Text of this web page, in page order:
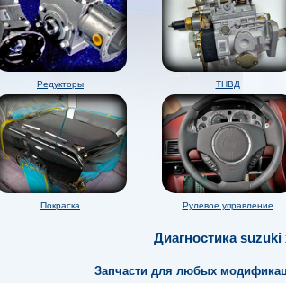
Редукторы ТНВД
Покраска Рулевое управление
Диагностика suzuki
Запчасти для любых